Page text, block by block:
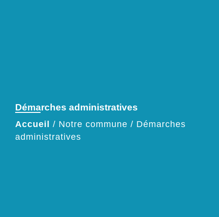
Démarches administratives
Accueil / Notre commune / Démarches
administratives